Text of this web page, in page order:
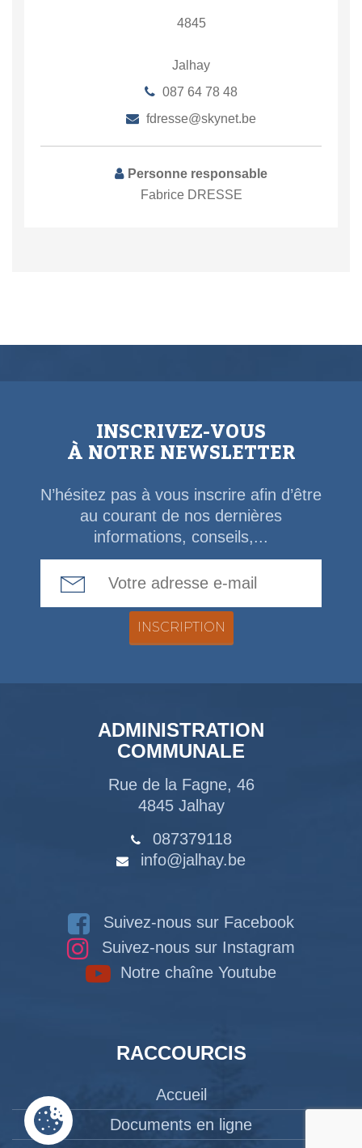
4845
Jalhay
087 64 78 48
fdresse@skynet.be
Personne responsable
Fabrice DRESSE
INSCRIVEZ-VOUS
À NOTRE NEWSLETTER
N’hésitez pas à vous inscrire afin d’être
au courant de nos dernières
informations, conseils,...
ADMINISTRATION
COMMUNALE
Rue de la Fagne, 46
4845 Jalhay
087379118
info@jalhay.be
Suivez-nous sur Facebook
Suivez-nous sur Instagram
Notre chaîne Youtube
RACCOURCIS
Accueil
Documents en ligne